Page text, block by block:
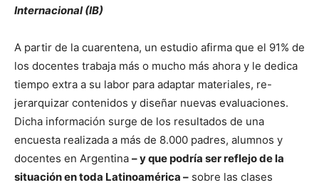
Internacional (IB)
A partir de la cuarentena, un estudio afirma que el 91% de
los docentes trabaja más o mucho más ahora y le dedica
tiempo extra a su labor para adaptar materiales, re-
jerarquizar contenidos y diseñar nuevas evaluaciones.
Dicha información surge de los resultados de una
encuesta realizada a más de 8.000 padres, alumnos y
docentes en Argentina – y que podría ser reflejo de la
situación en toda Latinoamérica – sobre las clases